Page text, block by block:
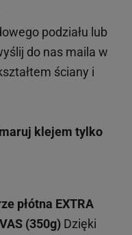
podziału lub
do nas maila w
ściany i
klejem tylko
płótna EXTRA
(350g) Dzięki